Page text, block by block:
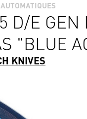
D/E
"BLUE
KNIVES